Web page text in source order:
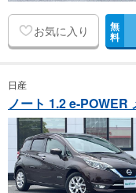
お気に入り 無
料
日産
ノート 1.2 e-POWER